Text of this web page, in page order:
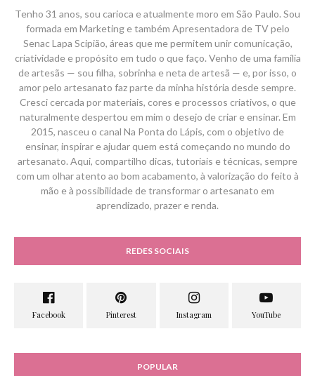
Tenho 31 anos, sou carioca e atualmente moro em São Paulo. Sou
formada em Marketing e também Apresentadora de TV pelo
Senac Lapa Scipião, áreas que me permitem unir comunicação,
criatividade e propósito em tudo o que faço. Venho de uma família
de artesãs — sou filha, sobrinha e neta de artesã — e, por isso, o
amor pelo artesanato faz parte da minha história desde sempre.
Cresci cercada por materiais, cores e processos criativos, o que
naturalmente despertou em mim o desejo de criar e ensinar. Em
2015, nasceu o canal Na Ponta do Lápis, com o objetivo de
ensinar, inspirar e ajudar quem está começando no mundo do
artesanato. Aqui, compartilho dicas, tutoriais e técnicas, sempre
com um olhar atento ao bom acabamento, à valorização do feito à
mão e à possibilidade de transformar o artesanato em
aprendizado, prazer e renda.
REDES SOCIAIS
POPULAR